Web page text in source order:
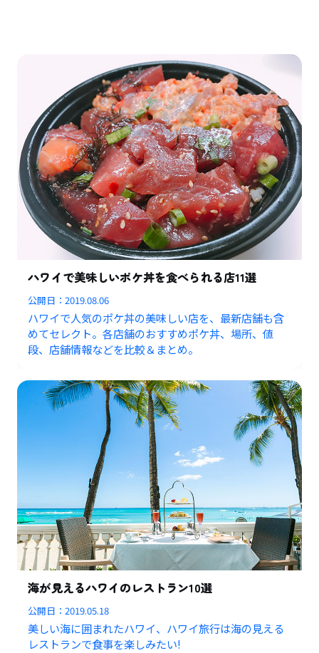
ハワイで美味しいポケ丼を食べられる店11選
公開日：2019.08.06
ハワイで人気のポケ丼の美味しい店を、最新店舗も含
めてセレクト。各店舗のおすすめポケ丼、場所、値
段、店舗情報などを比較＆まとめ。
海が見えるハワイのレストラン10選
公開日：2019.05.18
美しい海に囲まれたハワイ、ハワイ旅行は海の見える
レストランで食事を楽しみたい!